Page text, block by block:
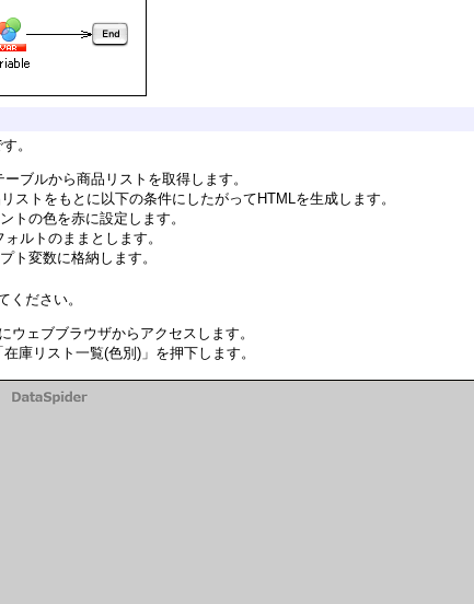
。
ブルから商品リストを取得します。
ストをもとに以下の条件にしたがってHTMLを生成します。
トの色を赤に設定します。
ルトのままとします。
ト変数に格納します。
ください。
ウェブブラウザからアクセスします。
庫リスト一覧(色別)」を押下します。